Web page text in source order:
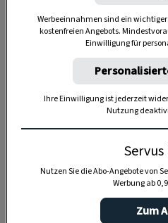
40 Minuten
Werbeeinnahmen sind ein
kostenfreien Angebots.
Einwilligung für
Ihre Einwilligung ist jederzeit
Nutzung
Servus
Nutzen Sie die Abo-Angebote von
Werbung ab
Zum